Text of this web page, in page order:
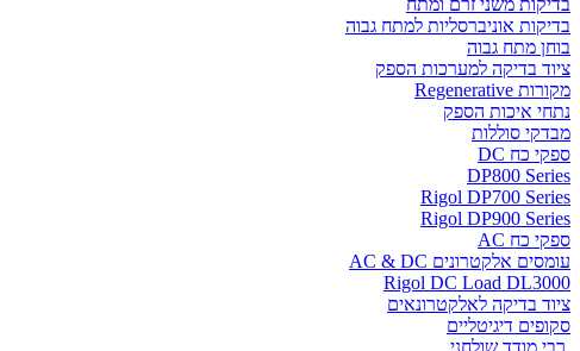
בדיקות אוניברסליות למתח גבוה
בוחן מתח גבוה
ציוד בדיקה למערכות הספק
מקורות Regenerative
נתחי איכות הספק
מבדקי סוללות
ספקי כח DC
DP800 Series
Rigol DP700 Series
Rigol DP900 Series
ספקי כח AC
עומסים אלקטרונים AC & DC
Rigol DC Load DL3000
ציוד בדיקה לאלקטרונאים
סקופים דיגיטליים
רבי מודד שולחני